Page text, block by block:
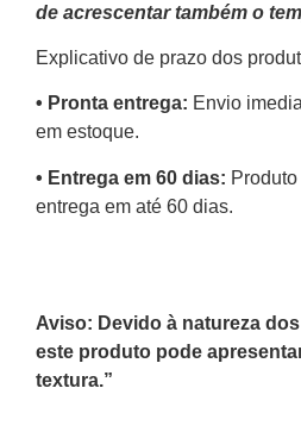
de acrescentar também o
Explicativo de prazo dos
•⁠ ⁠Pronta entrega: Envio
em estoque.
•⁠ Entrega em 60 dias:
entrega em até 60 dias.
Aviso: Devido à natureza
este produto pode
textura.”